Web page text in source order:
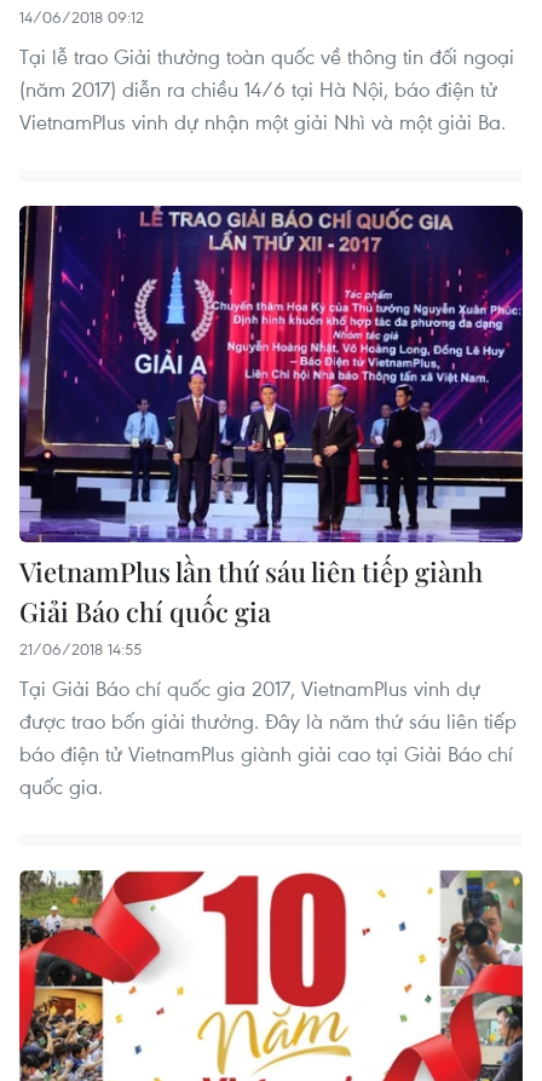
14/06/2018 09:12
Tại lễ trao Giải thưởng toàn quốc về thông tin đối ngoại
(năm 2017) diễn ra chiều 14/6 tại Hà Nội, báo điện tử
VietnamPlus vinh dự nhận một giải Nhì và một giải Ba.
VietnamPlus lần thứ sáu liên tiếp giành
Giải Báo chí quốc gia
21/06/2018 14:55
Tại Giải Báo chí quốc gia 2017, VietnamPlus vinh dự
được trao bốn giải thưởng. Đây là năm thứ sáu liên tiếp
báo điện tử VietnamPlus giành giải cao tại Giải Báo chí
quốc gia.